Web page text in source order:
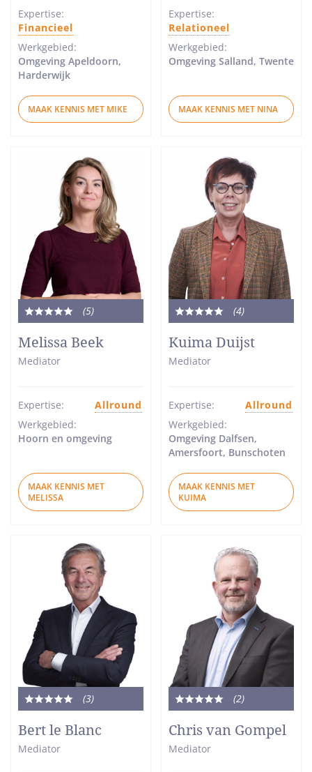
Expertise:
Financieel
Werkgebied:
Omgeving Apeldoorn,
Harderwijk
MAAK KENNIS MET MIKE
Expertise:
Relationeel
Werkgebied:
Omgeving Salland, Twente
MAAK KENNIS MET NINA
(5)
Totale
5
van
Melissa Beek
Mediator
Expertise:
Allround
Werkgebied:
Hoorn en omgeving
MAAK KENNIS MET
MELISSA
(4)
Totale
5
van
Kuima Duijst
Mediator
Expertise:
Allround
Werkgebied:
Omgeving Dalfsen,
Amersfoort, Bunschoten
MAAK KENNIS MET
KUIMA
(3)
Totale
waardering:
5
van
Bert le Blanc
Mediator
(2)
Totale
waardering:
5
van
Chris van Gompel
Mediator